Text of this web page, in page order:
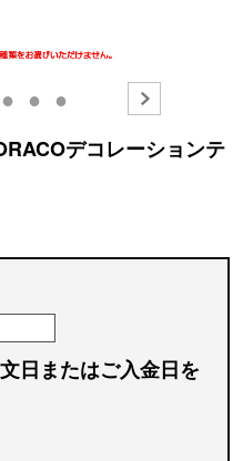
● ● ●
デコレーションテ
日またはご入金日を